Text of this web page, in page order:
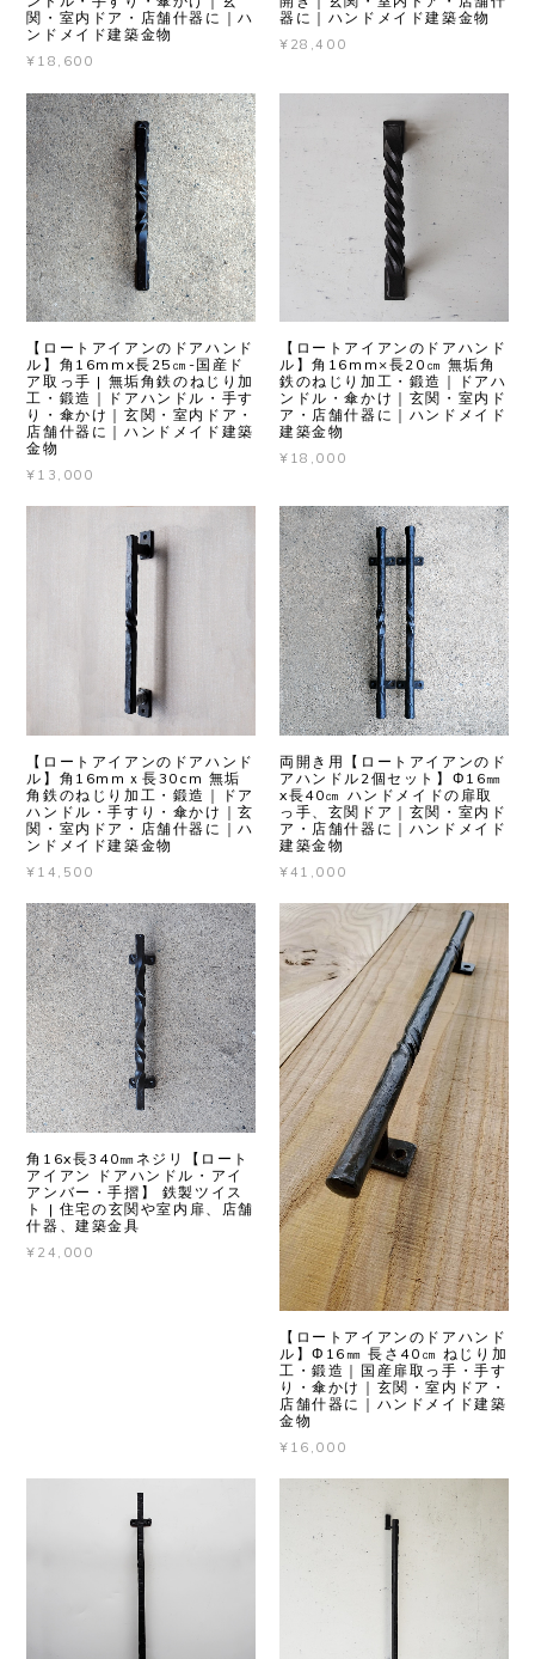
関・室内ドア・店舗什器に｜ハ
ンドメイド建築金物
¥18,600
器に｜ハンドメイド建築金物
¥28,400
【ロートアイアンのドアハンド
ル】角16mmx長25㎝-国産ド
ア取っ手 | 無垢角鉄のねじり加
工・鍛造｜ドアハンドル・手す
り・傘かけ｜玄関・室内ドア・
店舗什器に｜ハンドメイド建築
金物
¥13,000
【ロートアイアンのドアハンド
ル】角16mm×長20㎝ 無垢角
鉄のねじり加工・鍛造｜ドアハ
ンドル・傘かけ｜玄関・室内ド
ア・店舗什器に｜ハンドメイド
建築金物
¥18,000
【ロートアイアンのドアハンド
ル】角16mmｘ長30cm 無垢
角鉄のねじり加工・鍛造｜ドア
ハンドル・手すり・傘かけ｜玄
関・室内ドア・店舗什器に｜ハ
ンドメイド建築金物
¥14,500
両開き用【ロートアイアンのド
アハンドル2個セット】Φ16㎜
x長40㎝ ハンドメイドの扉取
っ手、玄関ドア｜玄関・室内ド
ア・店舗什器に｜ハンドメイド
建築金物
¥41,000
角16x長340㎜ネジリ【ロート
アイアン ドアハンドル・アイ
アンバー・手摺】 鉄製ツイス
ト | 住宅の玄関や室内扉、店舗
什器、建築金具
¥24,000
【ロートアイアンのドアハンド
ル】Φ16㎜ 長さ40㎝ ねじり加
工・鍛造｜国産扉取っ手・手す
り・傘かけ｜玄関・室内ドア・
店舗什器に｜ハンドメイド建築
金物
¥16,000